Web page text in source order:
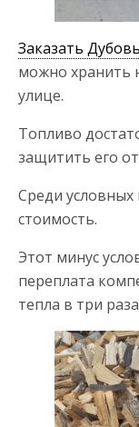
Заказать
можно хранить
улице.
Топливо
защитить его
Среди
стоимость.
Этот минус
переплата
тепла в три